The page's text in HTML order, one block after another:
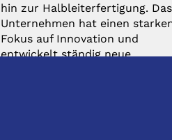
hin zur Halbleiterfertigung. Das
Unternehmen hat einen
Fokus auf Innovation und
entwickelt ständig neue